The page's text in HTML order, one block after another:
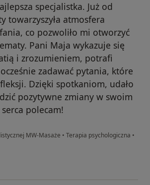
specjalistka. Już od
towarzyszyła atmosfera
co pozwoliło mi otworzyć
Pani Maja wykazuje się
i zrozumieniem, potrafi
zadawać pytania, które
Dzięki spotkaniom, udało
pozytywne zmiany w swoim
serca polecam!
MW-Masaże • Terapia psychologiczna •